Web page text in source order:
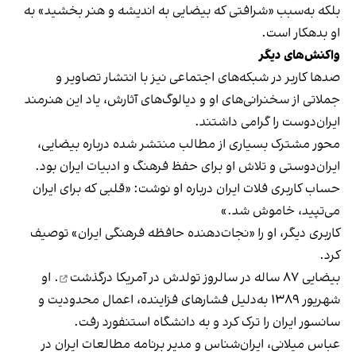
بلکه به‌سبب «شرافتی که بیضایی به اندیشه و هنر بخشید» به
او بدهکار است.
واکنش‌های دیگر
صدها کاربر در شبکه‌های اجتماعی نیز با انتشار تصاویر و
جملاتی از سخنرانی‌های او و دیالوگ‌های آثارش، یاد این هنرمند
ایران‌دوست را گرامی داشتند.
محور مشترک بسیاری از مطالب منتشر شده درباره بیضایی،
ایران‌دوستی و تلاش او برای حفظ فرهنگ و ادبیات ایران بود.
حساب کاربری فلات ایران درباره او نوشت: «قلبی که برای ایران
می‌تپید، خاموش شد.»
کاربری دیگر، او را «نجات‌دهنده‌ حافظه فرهنگی ایران» توصیف
کرد.
بیضایی ۸۷ ساله در سالروز تولدش
در آمریکا درگذشت
. او
شهریور ۱۳۸۹ به‌دلیل فشارهای فزاینده، اعمال محدودیت و
سانسور ایران را ترک کرد و به دانشگاه استنفورد رفت.
عباس میلانی، ایران‌شناس و مدیر برنامه مطالعات ایران در